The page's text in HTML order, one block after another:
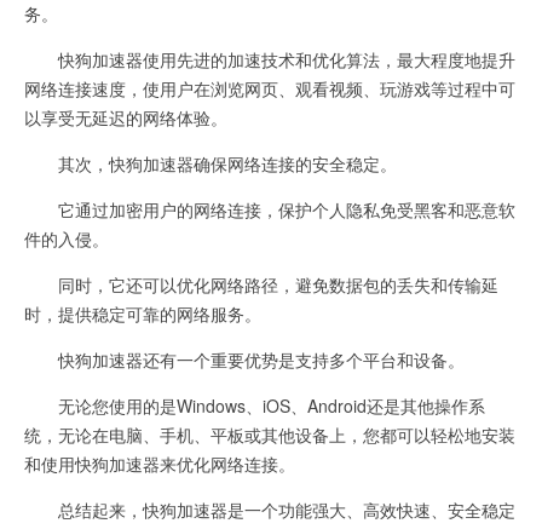
务。
快狗加速器使用先进的加速技术和优化算法，最大程度地提升
网络连接速度，使用户在浏览网页、观看视频、玩游戏等过程中可
以享受无延迟的网络体验。
其次，快狗加速器确保网络连接的安全稳定。
它通过加密用户的网络连接，保护个人隐私免受黑客和恶意软
件的入侵。
同时，它还可以优化网络路径，避免数据包的丢失和传输延
时，提供稳定可靠的网络服务。
快狗加速器还有一个重要优势是支持多个平台和设备。
无论您使用的是Windows、iOS、Android还是其他操作系
统，无论在电脑、手机、平板或其他设备上，您都可以轻松地安装
和使用快狗加速器来优化网络连接。
总结起来，快狗加速器是一个功能强大、高效快速、安全稳定